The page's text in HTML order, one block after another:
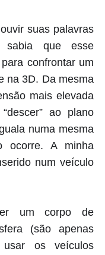
suas palavras
sabia que esse
confrontar um
na 3D. Da mesma
mais elevada
ao plano
numa mesma
ocorre. A minha
num veículo
um corpo de
(são apenas
os veículos